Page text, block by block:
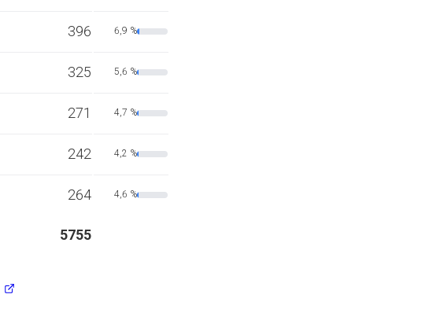
396 6,9 %
325 5,6 %
271 4,7 %
242 4,2 %
264 4,6 %
5755